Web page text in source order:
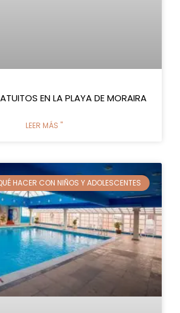
EN LA PLAYA DE MORAIRA
LEER MÁS "
HACER CON NIÑOS Y ADOLESCENTES